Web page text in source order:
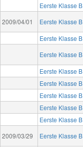
Eerste Klasse B
2009/04/01
Eerste Klasse B
Eerste Klasse B
Eerste Klasse B
Eerste Klasse B
Eerste Klasse B
Eerste Klasse B
Eerste Klasse B
Eerste Klasse B
2009/03/29
Eerste Klasse B